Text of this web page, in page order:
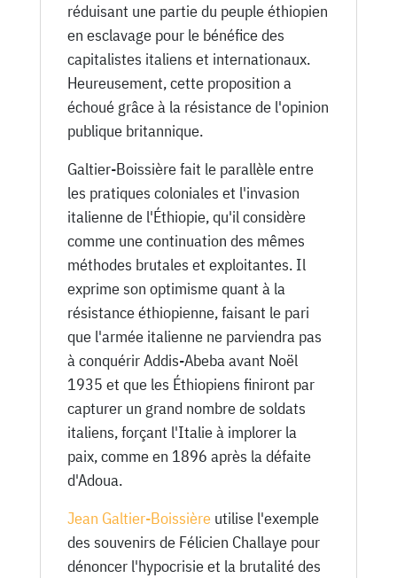
réduisant une partie du peuple éthiopien
en esclavage pour le bénéfice des
capitalistes italiens et internationaux.
Heureusement, cette proposition a
échoué grâce à la résistance de l'opinion
publique britannique.
Galtier-Boissière fait le parallèle entre
les pratiques coloniales et l'invasion
italienne de l'Éthiopie, qu'il considère
comme une continuation des mêmes
méthodes brutales et exploitantes. Il
exprime son optimisme quant à la
résistance éthiopienne, faisant le pari
que l'armée italienne ne parviendra pas
à conquérir Addis-Abeba avant Noël
1935 et que les Éthiopiens finiront par
capturer un grand nombre de soldats
italiens, forçant l'Italie à implorer la
paix, comme en 1896 après la défaite
d'Adoua.
Jean Galtier-Boissièreutilise l'exemple
des souvenirs de Félicien Challaye pour
dénoncer l'hypocrisie et la brutalité des